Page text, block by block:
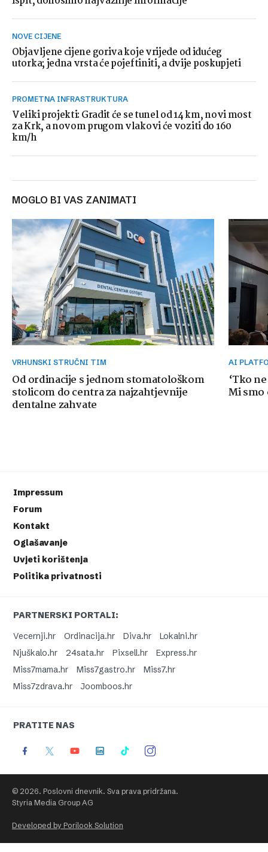
NOVE CIJENE
Objavljene cijene goriva koje vrijede od idućeg
utorka; jedna vrsta će pojeftiniti, a dvije poskupjeti
PROMETNA INFRASTRUKTURA
Veliki projekti: Gradit će se tunel od 14 km, novi most
za Krk, a novom prugom vlakovi će voziti do 160
km/h
MOGLO BI VAS ZANIMATI
VRHUNSKI STRUČNI TIM
Od ordinacije s jednom stomatološkom
stolicom do centra za najzahtjevnije
dentalne zahvate
AI
‘Tko
Mi
Impressum
Forum
Kontakt
Oglašavanje
Uvjeti korištenja
Politika privatnosti
PARTNERSKI PORTALI:
Vecernji.hr
Ordinacija.hr Diva.hr
Lokalni.hr
Njuškalo.hr
24sata.hr Pixsell.hr
Express.hr
Miss7mama.hr
Miss7gastro.hr
Miss7.hr
Miss7zdrava.hr
Joomboos.hr
PRATITE NAS
© 2026. Poslovni dnevnik. Sva prava pridržana.
Styria Media Group AG
Developed by Porilook Solution